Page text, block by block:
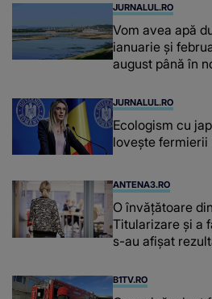
JURNALUL.RO
Vom avea apă
ianuarie și
august până în
JURNALUL.RO
Ecologism cu
lovește fermierii
ANTENA3.RO
O învățătoare
Titularizare și a
s-au afișat
B1TV.RO